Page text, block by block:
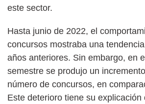
este sector.
Hasta junio de 2022, el
concursos mostraba una
años anteriores. Sin embargo, en
semestre se produjo un
número de concursos, en
Este deterioro tiene su explicación